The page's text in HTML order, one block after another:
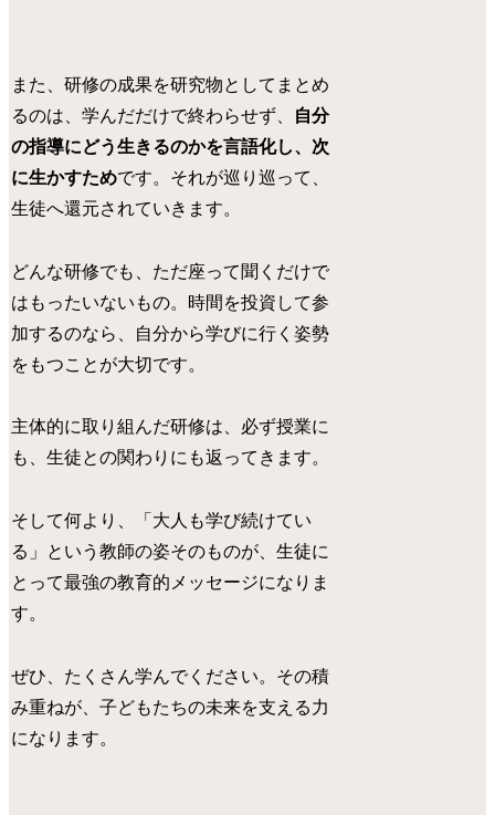
また、研修の成果を研究物としてまとめ
るのは、学んだだけで終わらせず、
自分
の指導にどう生きるのかを言語化し、次
に生かすためです。それが巡り巡って、
生徒へ還元されていきます。
どんな研修でも、ただ座って聞くだけで
はもったいないもの。時間を投資して参
加するのなら、自分から学びに行く姿勢
をもつことが大切です。
主体的に取り組んだ研修は、必ず授業に
も、生徒との関わりにも返ってきます。
そして何より、「大人も学び続けてい
る」という教師の姿そのものが、生徒に
とって最強の教育的メッセージになりま
す。
ぜひ、たくさん学んでください。その積
み重ねが、子どもたちの未来を支える力
になります。